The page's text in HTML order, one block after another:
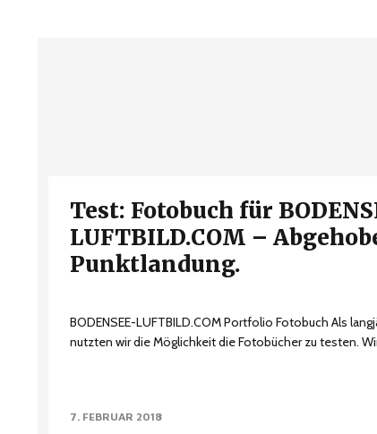
Test: Fotobuch für
LUFTBILD.COM –
Punktlandung.
BODENSEE-LUFTBILD.COM Portfolio Fotobuch Als
nutzten wir die Möglichkeit die Fotobücher zu testen.
7. FEBRUAR 2018